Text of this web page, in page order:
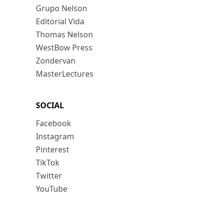
Grupo Nelson
Editorial Vida
Thomas Nelson
WestBow Press
Zondervan
MasterLectures
SOCIAL
Facebook
Instagram
Pinterest
TikTok
Twitter
YouTube